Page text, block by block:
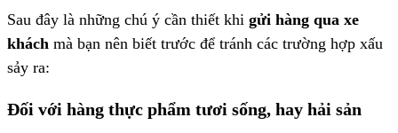
Sau đây là những chú ý cần thiết khi gửi hàng qua xe
khách mà bạn nên biết trước để tránh các trường hợp xấu
sảy ra:
Đối với hàng thực phẩm tươi sống, hay hải sản